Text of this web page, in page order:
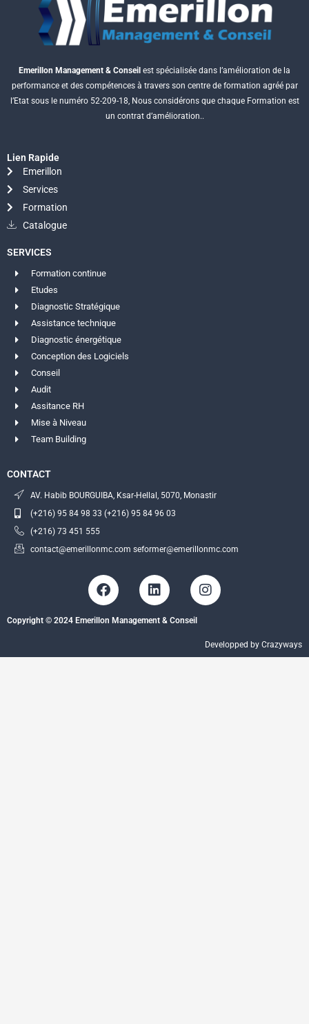
Emerillon Management & Conseil est spécialisée dans l’amélioration de la
performance et des compétences à travers son centre de formation agréé par
l’Etat sous le numéro 52-209-18, Nous considérons que chaque Formation est
un contrat d’amélioration..
Lien Rapide
Emerillon
Services
Formation
Catalogue
SERVICES
Formation continue
Etudes
Diagnostic Stratégique
Assistance technique
Diagnostic énergétique
Conception des Logiciels
Conseil
Audit
Assitance RH
Mise à Niveau
Team Building
CONTACT
AV. Habib BOURGUIBA, Ksar-Hellal, 5070, Monastir
(+216) 95 84 98 33 (+216) 95 84 96 03
(+216) 73 451 555
contact@emerillonmc.com seformer@emerillonmc.com
F
a
e
o
L
i
k
d
I
n
a
g
Copyright © 2024 Emerillon Management & Conseil
Developped by Crazyways